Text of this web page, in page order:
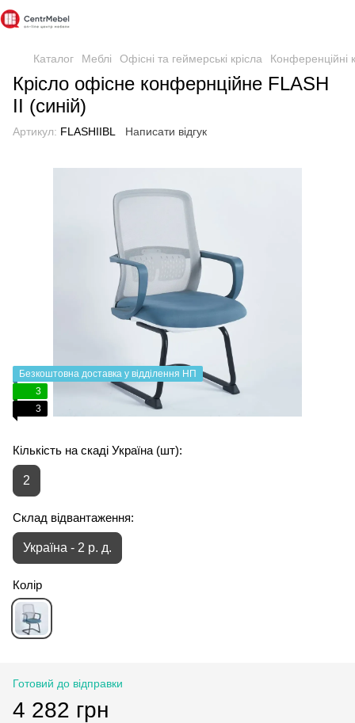
Каталог Меблі Офісні та геймерські крісла Конференційні
Крісло офісне конфернційне FLASH
II (синій)
Артикул: FLASHIIBL Написати відгук
Безкоштовна доставка у відділення НП
3
3
Кількість на скаді Україна (шт):
2
Склад відвантаження:
Україна - 2 р. д.
Колір
Готовий до відправки
4 282 грн